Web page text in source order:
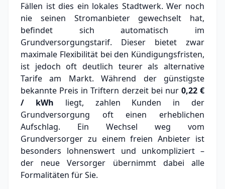
Fällen ist dies ein lokales Stadtwerk.Wer noch
nie seinen Stromanbieter gewechselt hat,
befindet sich automatisch im
Grundversorgungstarif. Dieser bietet zwar
maximale Flexibilität bei den Kündigungsfristen,
ist jedoch oft deutlich teurer als alternative
Tarife am Markt.Während der günstigste
bekannte Preis in Triftern derzeit bei nur 0,22 €
/ kWh liegt, zahlen Kunden in der
Grundversorgung oft einen erheblichen
Aufschlag. Ein Wechsel weg vom
Grundversorger zu einem freien Anbieter ist
besonders lohnenswert und unkompliziert –
der neue Versorger übernimmt dabei alle
Formalitäten für Sie.